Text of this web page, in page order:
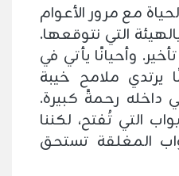
مع مرور الأعوام
التي نتوقعها.
وأحيانًا يأتي في
يرتدي ملامح خيبة
داخله رحمةً كبيرة.
التي تُفتح، لكننا
المغلقة تستحق